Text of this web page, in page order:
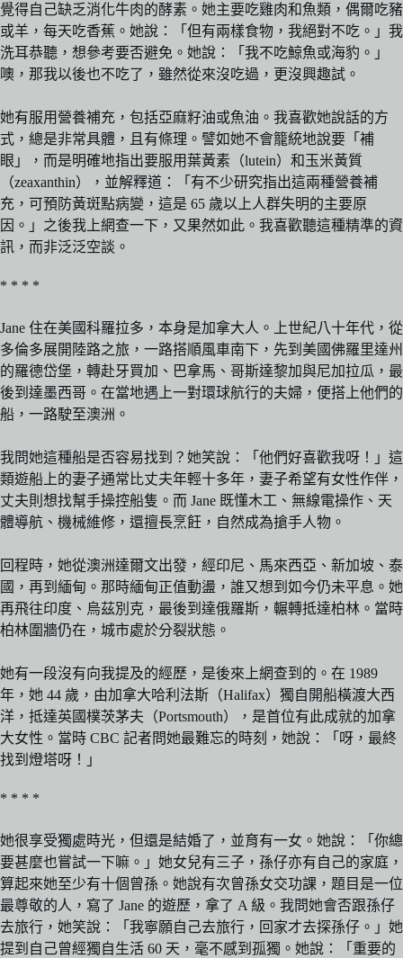
覺得自己缺乏消化牛肉的酵素。她主要吃雞肉和魚類，偶爾吃豬
或羊，每天吃香蕉。她說：「但有兩樣食物，我絕對不吃。」我
洗耳恭聽，想參考要否避免。她說：「我不吃鯨魚或海豹。」
噢，那我以後也不吃了，雖然從來沒吃過，更沒興趣試。
她有服用營養補充，包括亞麻籽油或魚油。我喜歡她說話的方
式，總是非常具體，且有條理。譬如她不會籠統地說要「補
眼」，而是明確地指出要服用葉黃素（lutein）和玉米黃質
（zeaxanthin），並解釋道：「有不少研究指出這兩種營養補
充，可預防黃斑點病變，這是 65 歲以上人群失明的主要原
因。」之後我上網查一下，又果然如此。我喜歡聽這種精準的資
訊，而非泛泛空談。
* * * *
Jane 住在美國科羅拉多，本身是加拿大人。上世紀八十年代，從
多倫多展開陸路之旅，一路搭順風車南下，先到美國佛羅里達州
的羅德岱堡，轉赴牙買加、巴拿馬、哥斯達黎加與尼加拉瓜，最
後到達墨西哥。在當地遇上一對環球航行的夫婦，便搭上他們的
船，一路駛至澳洲。
我問她這種船是否容易找到？她笑說：「他們好喜歡我呀！」這
類遊船上的妻子通常比丈夫年輕十多年，妻子希望有女性作伴，
丈夫則想找幫手操控船隻。而 Jane 既懂木工、無線電操作、天
體導航、機械維修，還擅長烹飪，自然成為搶手人物。
回程時，她從澳洲達爾文出發，經印尼、馬來西亞、新加坡、泰
國，再到緬甸。那時緬甸正值動盪，誰又想到如今仍未平息。她
再飛往印度、烏茲別克，最後到達俄羅斯，輾轉抵達柏林。當時
柏林圍牆仍在，城市處於分裂狀態。
她有一段沒有向我提及的經歷，是後來上網查到的。在 1989
年，她 44 歲，由加拿大哈利法斯（Halifax）獨自開船橫渡大西
洋，抵達英國樸茨茅夫（Portsmouth），是首位有此成就的加拿
大女性。當時 CBC 記者問她最難忘的時刻，她說：「呀，最終
找到燈塔呀！」
* * * *
她很享受獨處時光，但還是結婚了，並育有一女。她說：「你總
要甚麼也嘗試一下嘛。」她女兒有三子，孫仔亦有自己的家庭，
算起來她至少有十個曾孫。她說有次曾孫女交功課，題目是一位
最尊敬的人，寫了 Jane 的遊歷，拿了 A 級。我問她會否跟孫仔
去旅行，她笑說：「我寧願自己去旅行，回家才去探孫仔。」她
提到自己曾經獨自生活 60 天，毫不感到孤獨。她說：「重要的